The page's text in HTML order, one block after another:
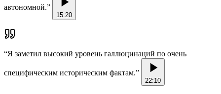
автономной.”
15:20
“Я заметил высокий уровень галлюцинаций по очень
специфическим историческим фактам.”
22:10